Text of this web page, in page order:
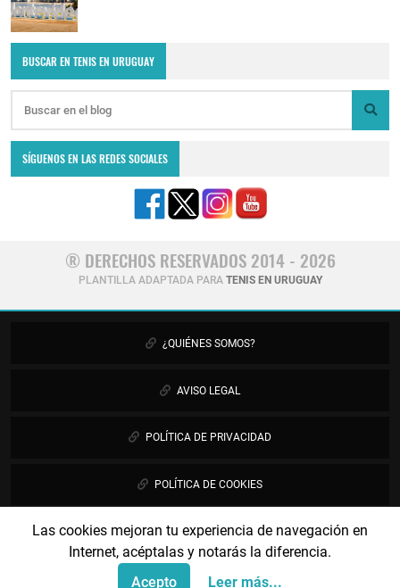
Las cookies mejoran tu experiencia de navegación en
Internet, acéptalas y notarás la diferencia.
Acepto
Leer más...
BUSCAR EN TENIS EN URUGUAY
SÍGUENOS EN LAS REDES SOCIALES
® DERECHOS RESERVADOS 2014 - 2026
PLANTILLA ADAPTADA PARA TENIS EN URUGUAY
¿QUIÉNES SOMOS?
AVISO LEGAL
POLÍTICA DE PRIVACIDAD
POLÍTICA DE COOKIES
PUBLICIDAD
CONTÁCTANOS